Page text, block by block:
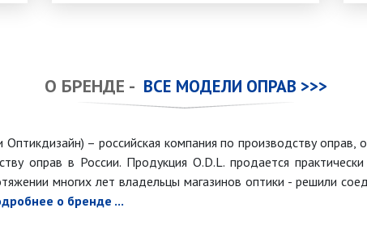
О БРЕНДЕ - ВСЕ МОДЕЛИ ОПРАВ >>>
– российская компания по производству оправ,
оправ в России. Продукция O.D.L. продается
многих лет владельцы магазинов оптики - решили
о бренде ...